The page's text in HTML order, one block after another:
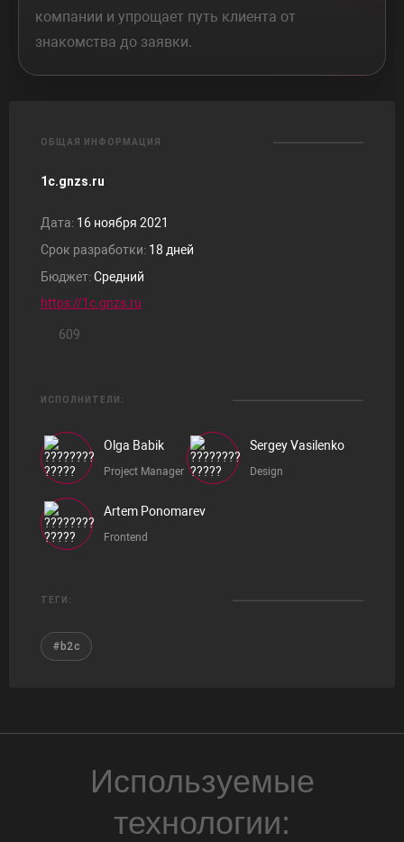
компании и упрощает путь клиента от
знакомства до заявки.
ОБЩАЯ ИНФОРМАЦИЯ
1c.gnzs.ru
Дата: 16 ноября 2021
Срок разработки: 18 дней
Бюджет:Средний
https://1c.gnzs.ru
609
ИСПОЛНИТЕЛИ:
Olga Babik
Project Manager
Sergey Vasilenko
Design
Artem Ponomarev
Frontend
ТЕГИ:
#b2c
Используемые
технологии: